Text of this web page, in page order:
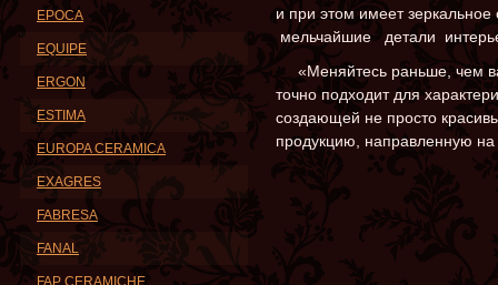
и при этом имеет
мельчайшие детали
«Меняйтесь раньше, чем
точно подходит для
создающей не просто
продукцию, направленную
EPOCA
EQUIPE
ERGON
ESTIMA
EUROPA CERAMICA
EXAGRES
FABRESA
FANAL
FAP CERAMICHE